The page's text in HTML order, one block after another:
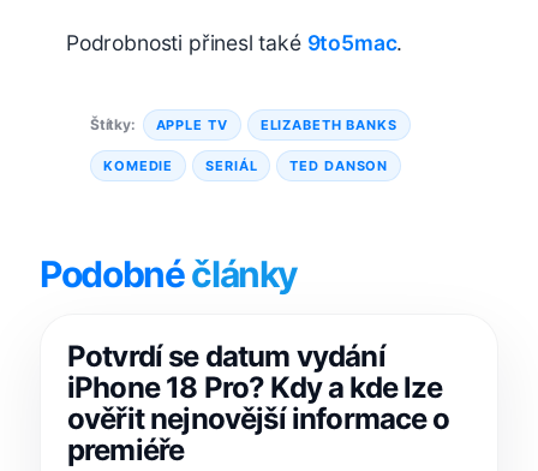
Podrobnosti přinesl také 9to5mac.
Štítky: APPLE TV ELIZABETH BANKS
KOMEDIE SERIÁL TED DANSON
Podobnéčlánky
Potvrdí se datum vydání
iPhone 18 Pro? Kdy a kde lze
ověřit nejnovější informace o
premiéře